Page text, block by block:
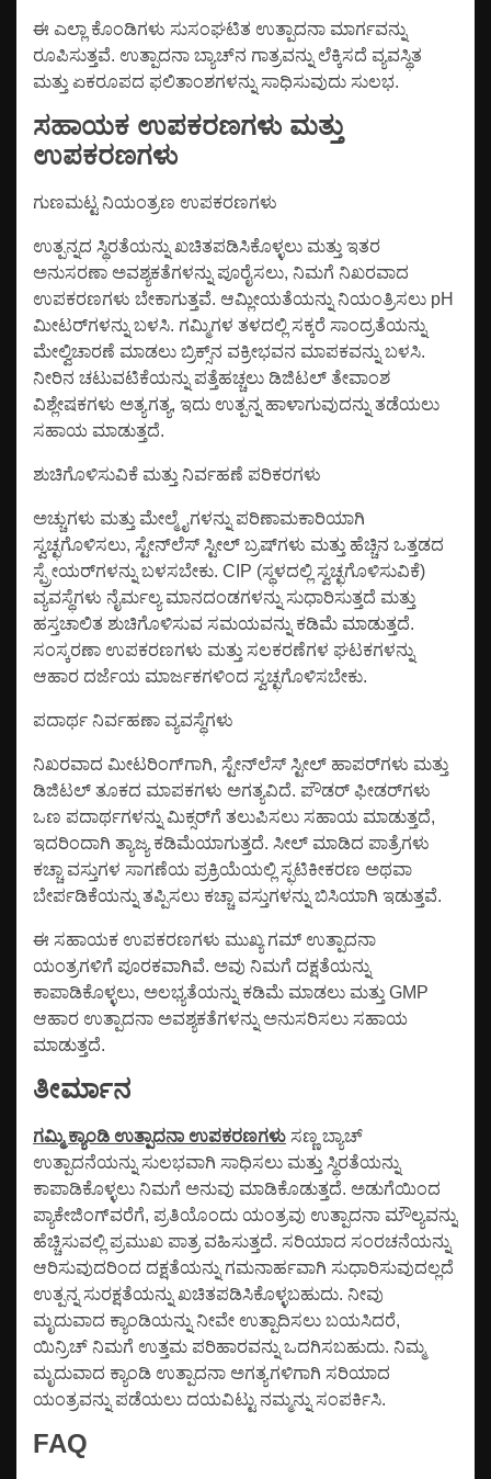
ಈ ಎಲ್ಲಾ ಕೊಂಡಿಗಳು ಸುಸಂಘಟಿತ ಉತ್ಪಾದನಾ ಮಾರ್ಗವನ್ನು
ರೂಪಿಸುತ್ತವೆ. ಉತ್ಪಾದನಾ ಬ್ಯಾಚ್‌ನ ಗಾತ್ರವನ್ನು ಲೆಕ್ಕಿಸದೆ ವ್ಯವಸ್ಥಿತ
ಮತ್ತು ಏಕರೂಪದ ಫಲಿತಾಂಶಗಳನ್ನು ಸಾಧಿಸುವುದು ಸುಲಭ.
ಸಹಾಯಕ ಉಪಕರಣಗಳು ಮತ್ತು
ಉಪಕರಣಗಳು
ಗುಣಮಟ್ಟ ನಿಯಂತ್ರಣ ಉಪಕರಣಗಳು
ಉತ್ಪನ್ನದ ಸ್ಥಿರತೆಯನ್ನು ಖಚಿತಪಡಿಸಿಕೊಳ್ಳಲು ಮತ್ತು ಇತರ
ಅನುಸರಣಾ ಅವಶ್ಯಕತೆಗಳನ್ನು ಪೂರೈಸಲು, ನಿಮಗೆ ನಿಖರವಾದ
ಉಪಕರಣಗಳು ಬೇಕಾಗುತ್ತವೆ. ಆಮ್ಲೀಯತೆಯನ್ನು ನಿಯಂತ್ರಿಸಲು pH
ಮೀಟರ್‌ಗಳನ್ನು ಬಳಸಿ. ಗಮ್ಮಿಗಳ ತಳದಲ್ಲಿ ಸಕ್ಕರೆ ಸಾಂದ್ರತೆಯನ್ನು
ಮೇಲ್ವಿಚಾರಣೆ ಮಾಡಲು ಬ್ರಿಕ್ಸ್‌ನ ವಕ್ರೀಭವನ ಮಾಪಕವನ್ನು ಬಳಸಿ.
ನೀರಿನ ಚಟುವಟಿಕೆಯನ್ನು ಪತ್ತೆಹಚ್ಚಲು ಡಿಜಿಟಲ್ ತೇವಾಂಶ
ವಿಶ್ಲೇಷಕಗಳು ಅತ್ಯಗತ್ಯ, ಇದು ಉತ್ಪನ್ನ ಹಾಳಾಗುವುದನ್ನು ತಡೆಯಲು
ಸಹಾಯ ಮಾಡುತ್ತದೆ.
ಶುಚಿಗೊಳಿಸುವಿಕೆ ಮತ್ತು ನಿರ್ವಹಣೆ ಪರಿಕರಗಳು
ಅಚ್ಚುಗಳು ಮತ್ತು ಮೇಲ್ಮೈಗಳನ್ನು ಪರಿಣಾಮಕಾರಿಯಾಗಿ
ಸ್ವಚ್ಛಗೊಳಿಸಲು, ಸ್ಟೇನ್‌ಲೆಸ್ ಸ್ಟೀಲ್ ಬ್ರಷ್‌ಗಳು ಮತ್ತು ಹೆಚ್ಚಿನ ಒತ್ತಡದ
ಸ್ಪ್ರೇಯರ್‌ಗಳನ್ನು ಬಳಸಬೇಕು. CIP (ಸ್ಥಳದಲ್ಲಿ ಸ್ವಚ್ಛಗೊಳಿಸುವಿಕೆ)
ವ್ಯವಸ್ಥೆಗಳು ನೈರ್ಮಲ್ಯ ಮಾನದಂಡಗಳನ್ನು ಸುಧಾರಿಸುತ್ತದೆ ಮತ್ತು
ಹಸ್ತಚಾಲಿತ ಶುಚಿಗೊಳಿಸುವ ಸಮಯವನ್ನು ಕಡಿಮೆ ಮಾಡುತ್ತದೆ.
ಸಂಸ್ಕರಣಾ ಉಪಕರಣಗಳು ಮತ್ತು ಸಲಕರಣೆಗಳ ಘಟಕಗಳನ್ನು
ಆಹಾರ ದರ್ಜೆಯ ಮಾರ್ಜಕಗಳಿಂದ ಸ್ವಚ್ಛಗೊಳಿಸಬೇಕು.
ಪದಾರ್ಥ ನಿರ್ವಹಣಾ ವ್ಯವಸ್ಥೆಗಳು
ನಿಖರವಾದ ಮೀಟರಿಂಗ್‌ಗಾಗಿ, ಸ್ಟೇನ್‌ಲೆಸ್ ಸ್ಟೀಲ್ ಹಾಪರ್‌ಗಳು ಮತ್ತು
ಡಿಜಿಟಲ್ ತೂಕದ ಮಾಪಕಗಳು ಅಗತ್ಯವಿದೆ. ಪೌಡರ್ ಫೀಡರ್‌ಗಳು
ಒಣ ಪದಾರ್ಥಗಳನ್ನು ಮಿಕ್ಸರ್‌ಗೆ ತಲುಪಿಸಲು ಸಹಾಯ ಮಾಡುತ್ತದೆ,
ಇದರಿಂದಾಗಿ ತ್ಯಾಜ್ಯ ಕಡಿಮೆಯಾಗುತ್ತದೆ. ಸೀಲ್ ಮಾಡಿದ ಪಾತ್ರೆಗಳು
ಕಚ್ಚಾ ವಸ್ತುಗಳ ಸಾಗಣೆಯ ಪ್ರಕ್ರಿಯೆಯಲ್ಲಿ ಸ್ಫಟಿಕೀಕರಣ ಅಥವಾ
ಬೇರ್ಪಡಿಕೆಯನ್ನು ತಪ್ಪಿಸಲು ಕಚ್ಚಾ ವಸ್ತುಗಳನ್ನು ಬಿಸಿಯಾಗಿ ಇಡುತ್ತವೆ.
ಈ ಸಹಾಯಕ ಉಪಕರಣಗಳು ಮುಖ್ಯ ಗಮ್ ಉತ್ಪಾದನಾ
ಯಂತ್ರಗಳಿಗೆ ಪೂರಕವಾಗಿವೆ. ಅವು ನಿಮಗೆ ದಕ್ಷತೆಯನ್ನು
ಕಾಪಾಡಿಕೊಳ್ಳಲು, ಅಲಭ್ಯತೆಯನ್ನು ಕಡಿಮೆ ಮಾಡಲು ಮತ್ತು GMP
ಆಹಾರ ಉತ್ಪಾದನಾ ಅವಶ್ಯಕತೆಗಳನ್ನು ಅನುಸರಿಸಲು ಸಹಾಯ
ಮಾಡುತ್ತದೆ.
ತೀರ್ಮಾನ
ಗಮ್ಮಿ ಕ್ಯಾಂಡಿ ಉತ್ಪಾದನಾ ಉಪಕರಣಗಳು ಸಣ್ಣ ಬ್ಯಾಚ್
ಉತ್ಪಾದನೆಯನ್ನು ಸುಲಭವಾಗಿ ಸಾಧಿಸಲು ಮತ್ತು ಸ್ಥಿರತೆಯನ್ನು
ಕಾಪಾಡಿಕೊಳ್ಳಲು ನಿಮಗೆ ಅನುವು ಮಾಡಿಕೊಡುತ್ತದೆ. ಅಡುಗೆಯಿಂದ
ಪ್ಯಾಕೇಜಿಂಗ್‌ವರೆಗೆ, ಪ್ರತಿಯೊಂದು ಯಂತ್ರವು ಉತ್ಪಾದನಾ ಮೌಲ್ಯವನ್ನು
ಹೆಚ್ಚಿಸುವಲ್ಲಿ ಪ್ರಮುಖ ಪಾತ್ರ ವಹಿಸುತ್ತದೆ. ಸರಿಯಾದ ಸಂರಚನೆಯನ್ನು
ಆರಿಸುವುದರಿಂದ ದಕ್ಷತೆಯನ್ನು ಗಮನಾರ್ಹವಾಗಿ ಸುಧಾರಿಸುವುದಲ್ಲದೆ
ಉತ್ಪನ್ನ ಸುರಕ್ಷತೆಯನ್ನು ಖಚಿತಪಡಿಸಿಕೊಳ್ಳಬಹುದು. ನೀವು
ಮೃದುವಾದ ಕ್ಯಾಂಡಿಯನ್ನು ನೀವೇ ಉತ್ಪಾದಿಸಲು ಬಯಸಿದರೆ,
ಯಿನ್ರಿಚ್ ನಿಮಗೆ ಉತ್ತಮ ಪರಿಹಾರವನ್ನು ಒದಗಿಸಬಹುದು. ನಿಮ್ಮ
ಮೃದುವಾದ ಕ್ಯಾಂಡಿ ಉತ್ಪಾದನಾ ಅಗತ್ಯಗಳಿಗಾಗಿ ಸರಿಯಾದ
ಯಂತ್ರವನ್ನು ಪಡೆಯಲು ದಯವಿಟ್ಟು ನಮ್ಮನ್ನು ಸಂಪರ್ಕಿಸಿ.
FAQ